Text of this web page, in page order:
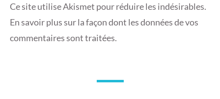
Ce site utilise Akismet pour réduire les indésirables.
En savoir plus sur la façon dont les données de vos
commentaires sont traitées.